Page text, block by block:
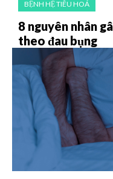
BỆNH HỆ TIÊU HOÁ
8 nguyên nhân
theo đau bụng